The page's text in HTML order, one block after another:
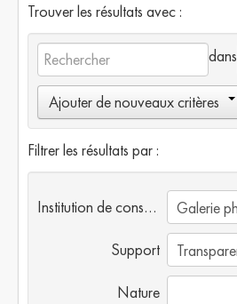
Trouver les résultats avec :
dans
Ajouter de nouveaux critères
Filtrer les résultats par :
Institution de conservation
Support
Nature